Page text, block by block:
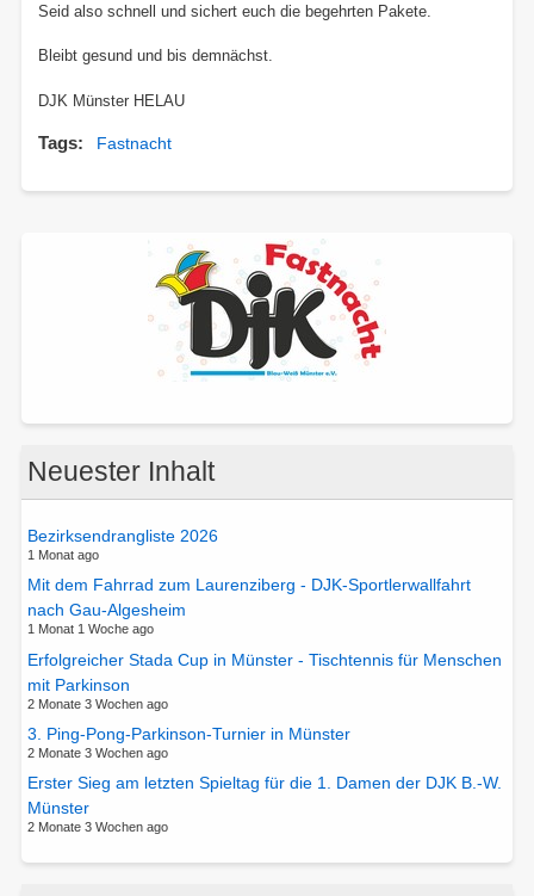
Seid also schnell und sichert euch die begehrten Pakete.
Bleibt gesund und bis demnächst.
DJK Münster HELAU
Tags Fastnacht
Neuester Inhalt
Bezirksendrangliste 2026
1 Monat ago
Mit dem Fahrrad zum Laurenziberg - DJK-Sportlerwallfahrt
nach Gau-Algesheim
1 Monat 1 Woche ago
Erfolgreicher Stada Cup in Münster - Tischtennis für Menschen
mit Parkinson
2 Monate 3 Wochen ago
3. Ping-Pong-Parkinson-Turnier in Münster
2 Monate 3 Wochen ago
Erster Sieg am letzten Spieltag für die 1. Damen der DJK B.-W.
Münster
2 Monate 3 Wochen ago